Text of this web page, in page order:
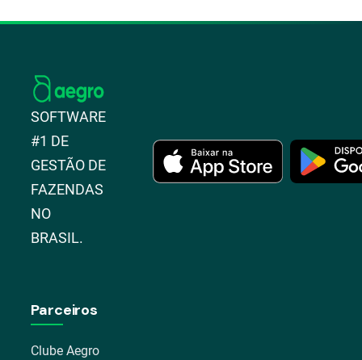
SOFTWARE
#1 DE
GESTÃO DE
FAZENDAS
NO
BRASIL.
Parceiros
Clube Aegro